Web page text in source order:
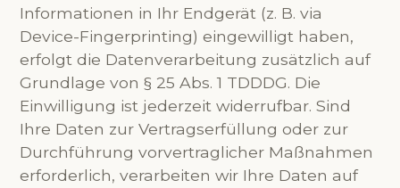
Informationen in Ihr Endgerät (z. B. via
Device-Fingerprinting) eingewilligt haben,
erfolgt die Datenverarbeitung zusätzlich auf
Grundlage von § 25 Abs. 1 TDDDG. Die
Einwilligung ist jederzeit widerrufbar. Sind
Ihre Daten zur Vertragserfüllung oder zur
Durchführung vorvertraglicher Maßnahmen
erforderlich, verarbeiten wir Ihre Daten auf